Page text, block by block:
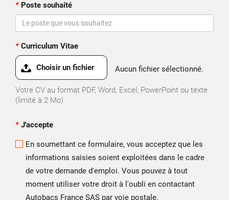
* Poste souhaité
* Curriculum Vitae
Choisir un fichier Aucun fichier sélectionné.
Votre CV au format PDF, Word, Excel, PowerPoint ou texte
(limité à 2 Mo)
* J'accepte
En soumettant ce formulaire, vous acceptez que les
informations saisies soient exploitées dans le cadre
de votre demande d'emploi. Vous pouvez à tout
moment utiliser votre droit à l'oubli en contactant
Autobacs France SAS par voie postale.